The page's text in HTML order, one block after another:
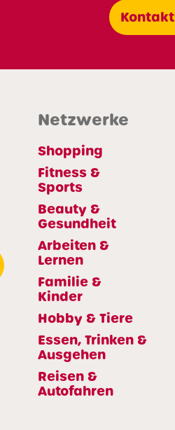
Kontakt
Netzwerke
Shopping
Fitness &
Sports
Beauty &
Gesundheit
Arbeiten &
Lernen
Familie &
Kinder
Hobby & Tiere
Essen, Trinken &
Ausgehen
Reisen &
Autofahren